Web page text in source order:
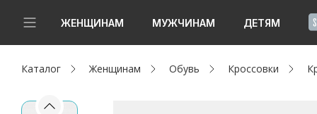
ЖЕНЩИНАМ МУЖЧИНАМ ДЕТЯМ
Новинки
Женщинам
Каталог Женщинам Обувь Кроссовки